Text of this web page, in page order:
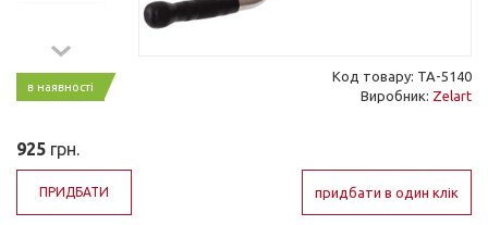
в наявності
Код товару: TA-5140
Виробник: Zelart
925 грн.
ПРИДБАТИ придбати в один клік